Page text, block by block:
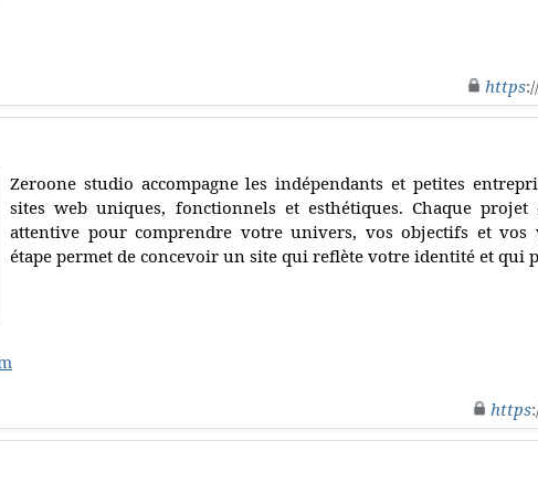
https
Zeroone studio accompagne les indépendants et petites
sites web uniques, fonctionnels et esthétiques. Chaque
attentive pour comprendre votre univers, vos objectifs et vos
étape permet de concevoir un site qui reflète votre identité et qui
https